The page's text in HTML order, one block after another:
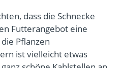
dass die Schnecke
Futterangebot eine
Pflanzen
ist vielleicht etwas